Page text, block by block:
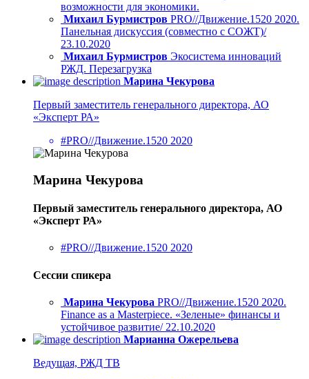
возможности для экономики.
Михаил Бурмистров PRO//Движение.1520 2020.
Панельная дискуссия (совместно с СОЖТ)/
23.10.2020
Михаил Бурмистров Экосистема инноваций
РЖД. Перезагрузка
Марина Чекурова
Первый заместитель генерального директора, АО
«Эксперт РА»
#PRO//Движение.1520 2020
Марина Чекурова
Первый заместитель генерального директора, АО
«Эксперт РА»
#PRO//Движение.1520 2020
Сессии спикера
Марина Чекурова PRO//Движение.1520 2020.
Finance as a Masterpiece. «Зеленые» финансы и
устойчивое развитие/ 22.10.2020
Марианна Ожерельева
Ведущая, РЖД ТВ